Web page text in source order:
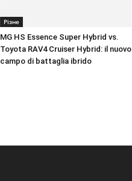
Різне
MG HS Essence Super Hybrid vs.
Toyota RAV4 Cruiser Hybrid: il nuovo
campo di battaglia ibrido